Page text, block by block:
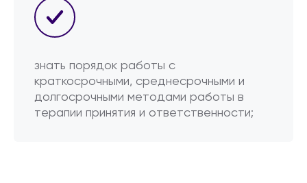
знать порядок работы с
краткосрочными, среднесрочными и
долгосрочными методами работы в
терапии принятия и ответственности;